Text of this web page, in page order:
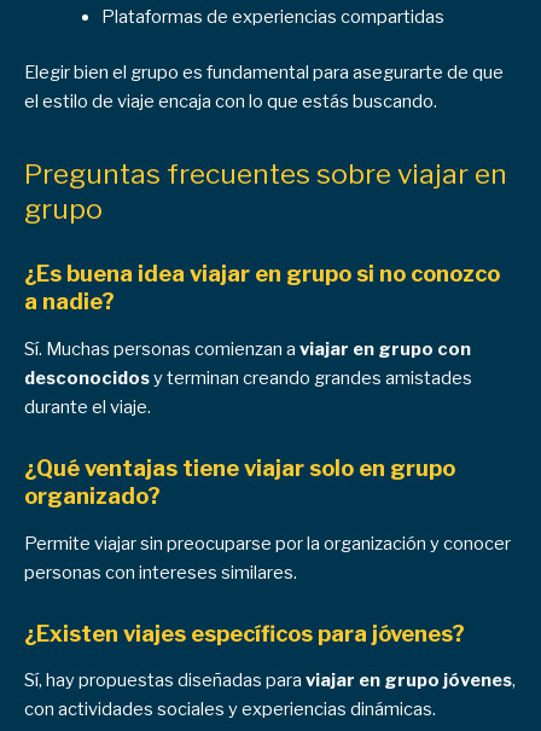
Plataformas de experiencias compartidas
Elegir bien el grupo es fundamental para asegurarte de que
el estilo de viaje encaja con lo que estás buscando.
Preguntas frecuentes sobre viajar en
grupo
¿Es buena idea viajar en grupo si no conozco
a nadie?
Sí. Muchas personas comienzan a viajar en grupo con
desconocidosy terminan creando grandes amistades
durante el viaje.
¿Qué ventajas tiene viajar solo en grupo
organizado?
Permite viajar sin preocuparse por la organización y conocer
personas con intereses similares.
¿Existen viajes específicos para jóvenes?
Sí, hay propuestas diseñadas para viajar en grupo jóvenes,
con actividades sociales y experiencias dinámicas.